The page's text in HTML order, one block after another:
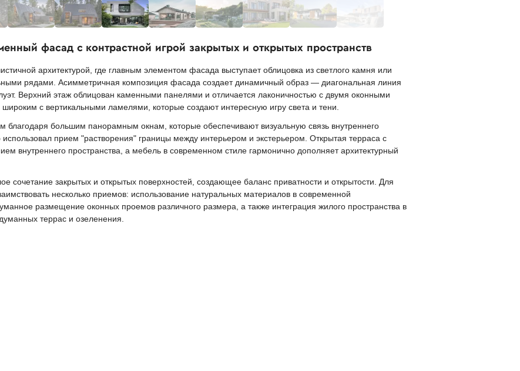
фасад с контрастной игрой закрытых и открытых пространств
архитектурой, где главным элементом фасада выступает облицовка из светлого камня или
рядами. Асимметричная композиция фасада создает динамичный образ — диагональная линия
Верхний этаж облицован каменными панелями и отличается лаконичностью с двумя оконными
с вертикальными ламелями, которые создают интересную игру света и тени.
благодаря большим панорамным окнам, которые обеспечивают визуальную связь внутреннего
использовал прием "растворения" границы между интерьером и экстерьером. Открытая терраса с
внутреннего пространства, а мебель в современном стиле гармонично дополняет архитектурный
сочетание закрытых и открытых поверхностей, создающее баланс приватности и открытости. Для
несколько приемов: использование натуральных материалов в современной
размещение оконных проемов различного размера, а также интеграция жилого пространства в
террас и озеленения.